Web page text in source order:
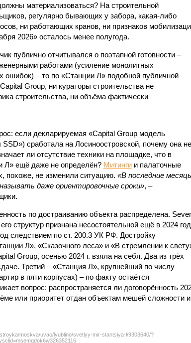
материализоваться? На строительной
регулярно бывающих у забора, какая-либо
ни работающих кранов, ни признаков
2026» осталось менее полугода.
публично отчитывался о поэтапной готовности –
работами (усиление монолитных
ошибок) – то по «Станции Л» подобной публичной
Group, ни кураторы строительства не
строительства, ни объёма фактически
если декларируемая «Capital Group модель
сработала на Лосиноостровской, почему она не
ли отсутствие техники на площадке, что в
Л» ещё даже не определён? Митингии палаточные
похоже, не изменили ситуацию. «В последние
даже ориентировочные сроки», –
по достраиванию объекта распределена.
структур признана несостоятельной ещё в 2024
следствием по ст. 200.3 УК РФ. Достройку
Л», «Сказочного леса» и «В стремлении к
Group, осенью 2024 г. взяла на себя. Два из трёх
Третий – «Станция Л», крупнейший по числу
в пяти корпусах) – по факту остаётся
вопрос: распространяется ли договорённость
или приоритет отдан объектам мешей сложности и
moskva/uvao/lyublino/svetlyy-mir-stantsiya-l/9303640/?